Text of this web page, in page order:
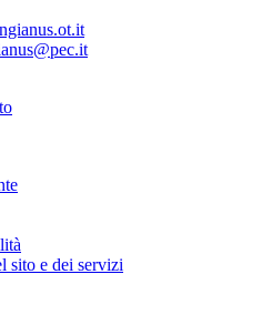
sito e dei servizi